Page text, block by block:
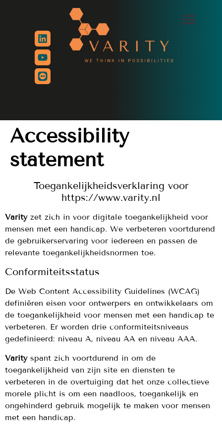
Accessibility
statement
Toegankelijkheidsverklaring voor
https://www.varity.nl
Varityzet zich in voor digitale toegankelijkheid voor
mensen met een handicap. We verbeteren voortdurend
de gebruikerservaring voor iedereen en passen de
relevante toegankelijkheidsnormen toe.
Conformiteitsstatus
De Web Content Accessibility Guidelines (WCAG)
definiëren eisen voor ontwerpers en ontwikkelaars om
de toegankelijkheid voor mensen met een handicap te
verbeteren. Er worden drie conformiteitsniveaus
gedefinieerd: niveau A, niveau AA en niveau AAA.
Varityspant zich voortdurend in om de
toegankelijkheid van zijn site en diensten te
verbeteren in de overtuiging dat het onze collectieve
morele plicht is om een naadloos, toegankelijk en
ongehinderd gebruik mogelijk te maken voor mensen
met een handicap.